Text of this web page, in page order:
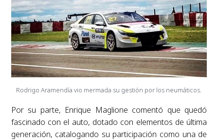
Rodrigo Aramendía vio mermada su gestión por los neumáticos.
Por su parte, Enrique Maglione comentó que quedó
fascinado con el auto, dotado con elementos de última
generación, catalogando su participación como una de